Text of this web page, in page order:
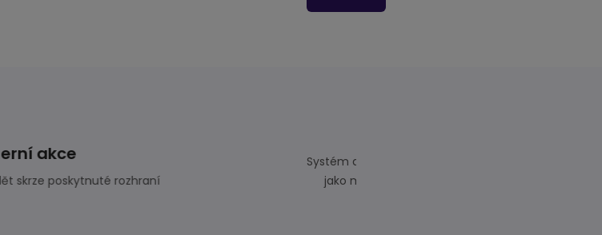
vygenerovat vlastní web, který se dá využívat
tak dosah nabídky. Stejně tak lze automaticky